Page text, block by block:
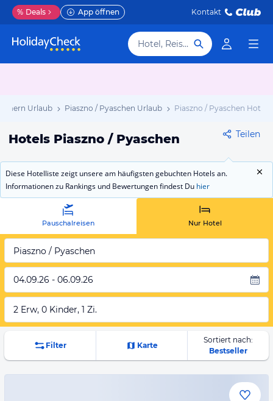
% Deals App öffnen Kontakt
Hotel, Reiseziel
Urlaub Piaszno / Pyaschen Urlaub Piaszno / Pyaschen Hotels
Hotels Piaszno / Pyaschen Teilen
Diese Hotelliste zeigt unsere am häufigsten gebuchten Hotels an.
Informationen zu Rankings und Bewertungen findest Du hier
Pauschalreisen Nur Hotel
Piaszno / Pyaschen
04.09.26 - 06.09.26
2 Erw, 0 Kinder, 1 Zi.
Filter Karte
Sortiert nach:
Bestseller